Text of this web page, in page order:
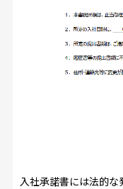
入社承諾書には法的